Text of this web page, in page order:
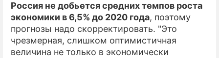
Россия не добьется средних темпов роста
экономики в 6,5% до 2020 года, поэтому
прогнозы надо скорректировать. "Это
чрезмерная, слишком оптимистичная
величина не только в экономически